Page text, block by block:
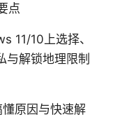
点
11/10上选择、
与解锁地理限制
原因与快速解